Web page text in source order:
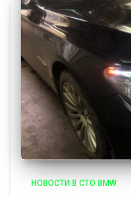
НОВОСТИ В СТО BMW